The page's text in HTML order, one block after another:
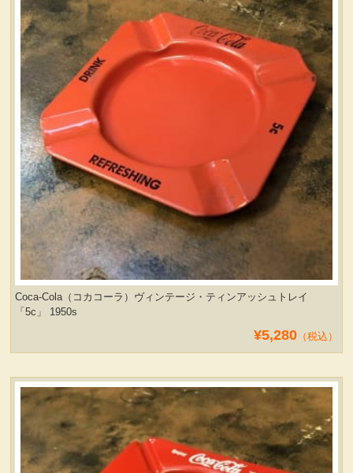
Coca-Cola（コカコーラ）ヴィンテージ・ティンアッシュトレイ
「5c」 1950s
¥5,280（税込）